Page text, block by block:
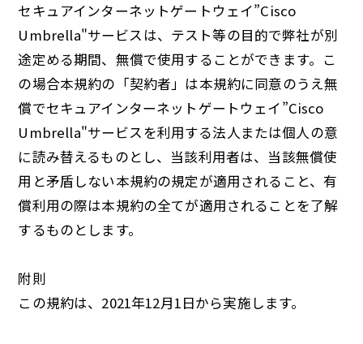
セキュアインターネットゲートウェイ”Cisco
Umbrella"サービスは、テスト等の目的で弊社が別
途定める期間、無償で使用することができます。こ
の場合本規約の「契約者」は本規約に同意のうえ無
償でセキュアインターネットゲートウェイ”Cisco
Umbrella"サービスを利用する法人または個人の意
に読み替えるものとし、当該利用者は、当該無償使
用と矛盾しない本規約の規定が適用されること、有
償利用の際は本規約の全てが適用されることを了解
するものとします。
附則
この規約は、2021年12月1日から実施します。